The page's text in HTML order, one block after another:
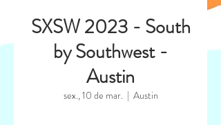
SXSW 2023 - South
by Southwest -
Austin
sex., 10 de mar.
  |
Austin